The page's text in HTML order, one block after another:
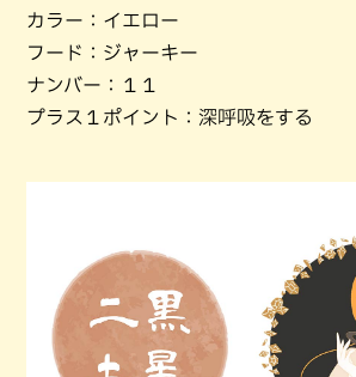
カラー：イエロー
フード：ジャーキー
ナンバー：１１
プラス１ポイント：深呼吸をする